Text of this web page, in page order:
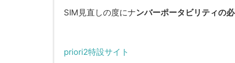
SIM見直しの度にナンバーポータビリティの
priori2特設サイト